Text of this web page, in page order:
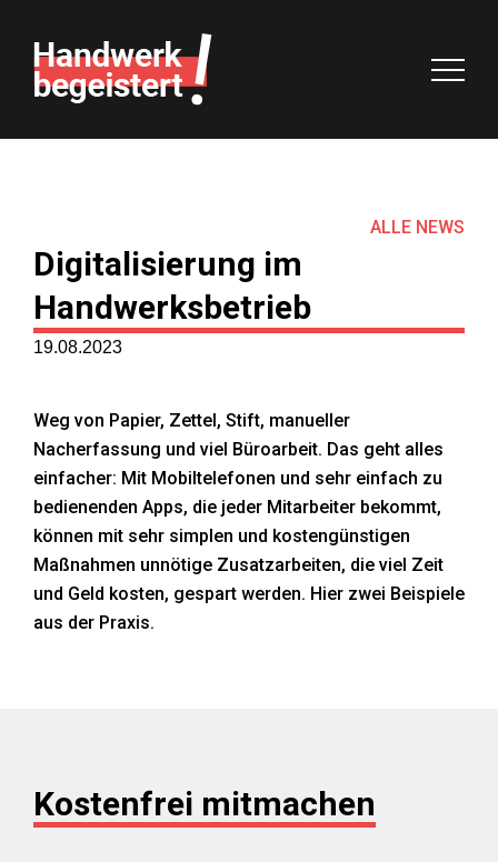
Agenda
Macher
Partner
Vorteile
Handwerker-News
Digitalisierung im
Handwerksbetrieb
ALLE NEWS
19.08.2023
Weg von Papier, Zettel, Stift, manueller
Nacherfassung und viel Büroarbeit. Das geht alles
einfacher: Mit Mobiltelefonen und sehr einfach zu
bedienenden Apps, die jeder Mitarbeiter bekommt,
können mit sehr simplen und kostengünstigen
Maßnahmen unnötige Zusatzarbeiten, die viel Zeit
und Geld kosten, gespart werden. Hier zwei Beispiele
aus der Praxis.
Kostenfrei mitmachen